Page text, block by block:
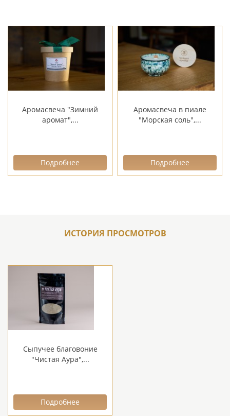
Аромасвеча "Зимний
аромат",...
Подробнее
Аромасвеча в пиале
"Морская соль",...
Подробнее
ИСТОРИЯ ПРОСМОТРОВ
Сыпучее благовоние
"Чистая Аура",...
Подробнее